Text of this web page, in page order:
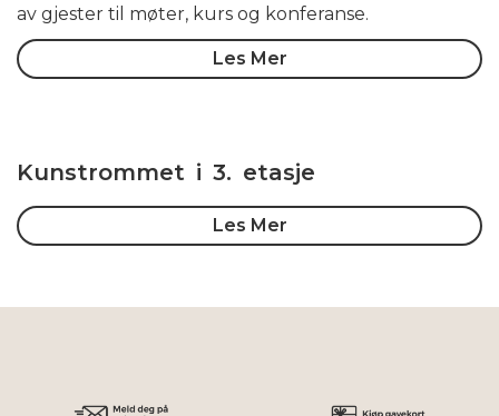
av gjester til møter, kurs og konferanse.
Les Mer
Kunstrommet i 3. etasje
Les Mer